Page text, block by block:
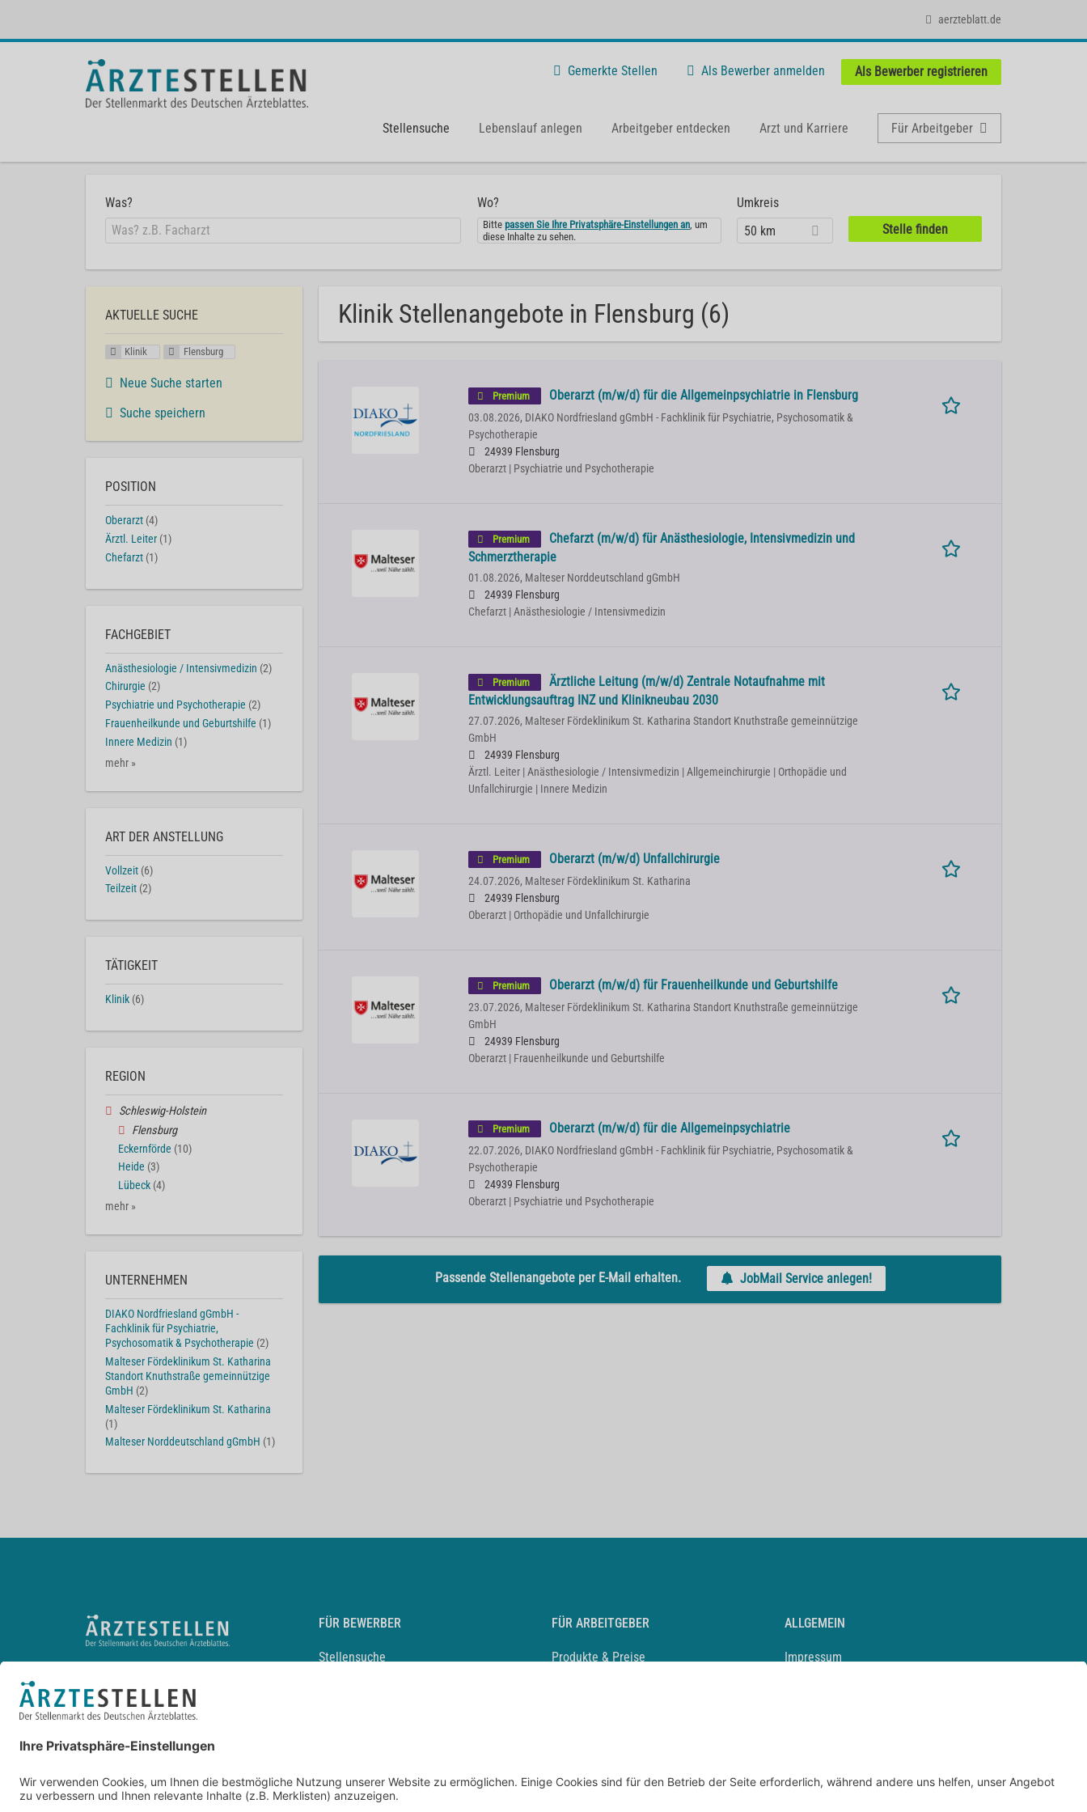
aerzteblatt.de
Gemerkte Stellen Als Bewerber anmelden Als Bewerber registrieren
Stellensuche Lebenslauf anlegen Arbeitgeber entdecken Arzt und Karriere Für Arbeitgeber
Was? Wo?
Bittepassen Sie Ihre Privatsphäre-Einstellungen an, um
diese Inhalte zu sehen.
Umkreis
50 km
Klinik Stellenangebote in Flensburg (6)
Premium Oberarzt (m/w/d) für die Allgemeinpsychiatrie in Flensburg
03.08.2026, DIAKO Nordfriesland gGmbH - Fachklinik für Psychiatrie, Psychosomatik &
Psychotherapie
24939 Flensburg
Oberarzt | Psychiatrie und Psychotherapie
Premium
Chefarzt (m/w/d) für Anästhesiologie, Intensivmedizin und
Schmerztherapie
01.08.2026, Malteser Norddeutschland gGmbH
24939 Flensburg
Chefarzt | Anästhesiologie / Intensivmedizin
Premium
Ärztliche Leitung (m/w/d) Zentrale Notaufnahme mit
Entwicklungsauftrag INZ und Klinikneubau 2030
27.07.2026, Malteser Fördeklinikum St. Katharina Standort Knuthstraße gemeinnützige
GmbH
24939 Flensburg
Ärztl. Leiter | Anästhesiologie / Intensivmedizin | Allgemeinchirurgie | Orthopädie und
Unfallchirurgie | Innere Medizin
Premium Oberarzt (m/w/d) Unfallchirurgie
24.07.2026, Malteser Fördeklinikum St. Katharina
24939 Flensburg
Oberarzt | Orthopädie und Unfallchirurgie
Premium Oberarzt (m/w/d) für Frauenheilkunde und Geburtshilfe
23.07.2026, Malteser Fördeklinikum St. Katharina Standort Knuthstraße gemeinnützige
GmbH
24939 Flensburg
Oberarzt | Frauenheilkunde und Geburtshilfe
Premium Oberarzt (m/w/d) für die Allgemeinpsychiatrie
22.07.2026, DIAKO Nordfriesland gGmbH - Fachklinik für Psychiatrie, Psychosomatik &
Psychotherapie
24939 Flensburg
Oberarzt | Psychiatrie und Psychotherapie
Passende Stellenangebote per E-Mail erhalten. JobMail Service anlegen!
AKTUELLE SUCHE
Klinik Flensburg
Neue Suche starten
Suche speichern
POSITION
Oberarzt (4)
Ärztl. Leiter (1)
Chefarzt (1)
FACHGEBIET
Anästhesiologie / Intensivmedizin (2)
Chirurgie (2)
Psychiatrie und Psychotherapie (2)
Frauenheilkunde und Geburtshilfe (1)
Innere Medizin (1)
mehr »
ART DER ANSTELLUNG
Vollzeit (6)
Teilzeit (2)
TÄTIGKEIT
Klinik (6)
REGION
Schleswig-Holstein
Flensburg
Eckernförde (10)
Heide (3)
Lübeck (4)
mehr »
UNTERNEHMEN
DIAKO Nordfriesland gGmbH -
Fachklinik für Psychiatrie,
Psychosomatik & Psychotherapie (2)
Malteser Fördeklinikum St. Katharina
Standort Knuthstraße gemeinnützige
GmbH (2)
Malteser Fördeklinikum St. Katharina
(1)
Malteser Norddeutschland gGmbH (1)
FÜR BEWERBER
Stellensuche
Durchsuchen Sie den Stellenkatalog
FÜR ARBEITGEBER
Produkte & Preise
ALLGEMEIN
Impressum